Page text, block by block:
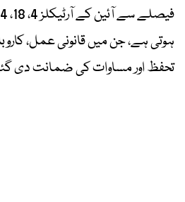
ہوتی ہے، جن میں قانونی عمل،
تحفظ اور مساوات کی ضمانت دی